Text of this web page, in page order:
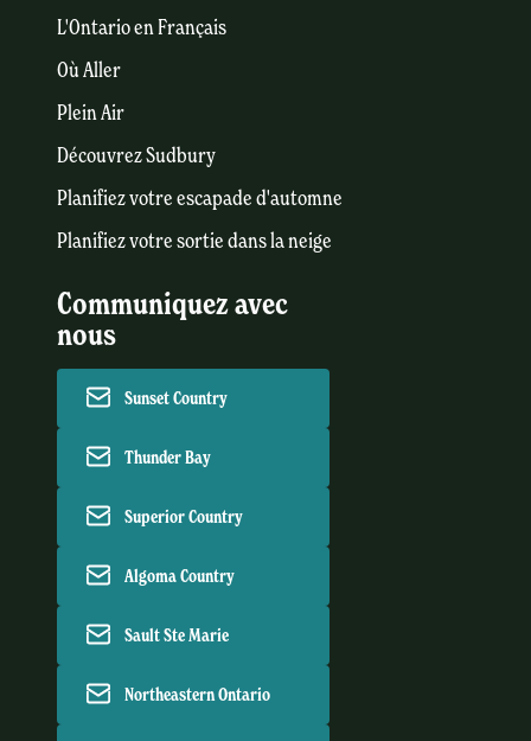
L'Ontario en Français
Où Aller
Plein Air
Découvrez Sudbury
Planifiez votre escapade d'automne
Planifiez votre sortie dans la neige
Communiquez avec
nous
Sunset Country
Thunder Bay
Superior Country
Algoma Country
Sault Ste Marie
Northeastern Ontario